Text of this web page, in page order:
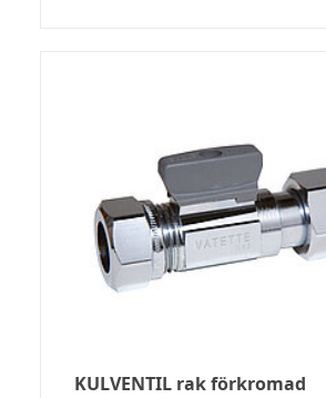
KULVENTIL rak förkromad